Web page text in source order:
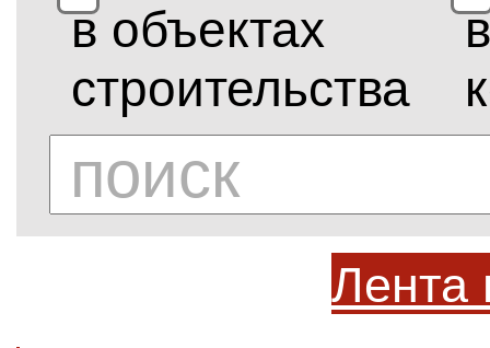
в объектах
строительства
в
Лента